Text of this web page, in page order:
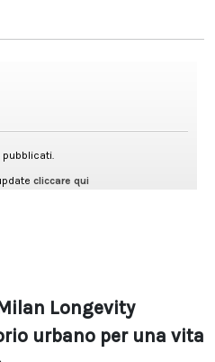
Longevity
urbano per una vita